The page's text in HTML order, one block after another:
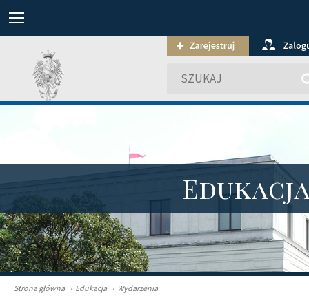
wyszukiwanie
Strona główna › Edukacja › Wydarzenia